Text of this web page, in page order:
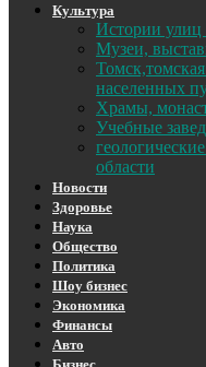
Культура
Истории улиц
Музеи,
населенных
Храмы,
Учебные
области
Новости
Здоровье
Наука
Общество
Политика
Шоу бизнес
Экономика
Финансы
Авто